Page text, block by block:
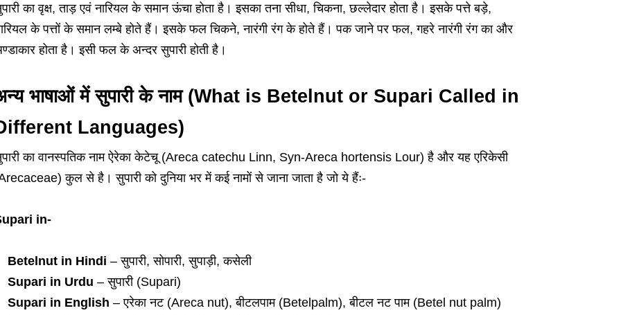
का वृक्ष, ताड़ एवं नारियल के समान ऊंचा होता है। इसका तना सीधा, चिकना, छल्लेदार होता है। इसके पत्ते बड़े,
के पत्तों के समान लम्बे होते हैं। इसके फल चिकने, नारंगी रंग के होते हैं। पक जाने पर फल, गहरे नारंगी रंग का और
होता है। इसी फल के अन्दर सुपारी होती है।
भाषाओं में सुपारी के नाम (What is Betelnut or Supari Called in
Languages)
का वानस्पतिक नाम ऐरेका केटेचू (Areca catechu Linn, Syn-Areca hortensis Lour) है और यह एरिकेसी
कुल से है। सुपारी को दुनिया भर में कई नामों से जाना जाता है जो ये हैंः-
in-
Betelnut in Hindi – सुपारी, सोपारी, सुपाड़ी, कसेली
Supari in Urdu – सुपारी (Supari)
Supari in English – एरेका नट (Areca nut), बीटलपाम (Betelpalm), बीटल नट पाम (Betel nut palm)